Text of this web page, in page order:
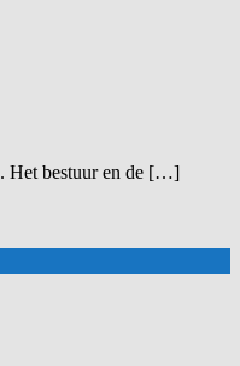
Het bestuur en de […]